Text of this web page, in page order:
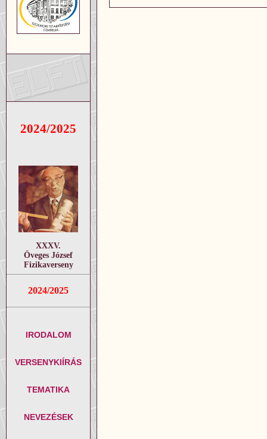
2024/2025
XXXV.
Öveges József
Fizikaverseny
2024/2025
IRODALOM
VERSENYKIÍRÁS
TEMATIKA
NEVEZÉSEK